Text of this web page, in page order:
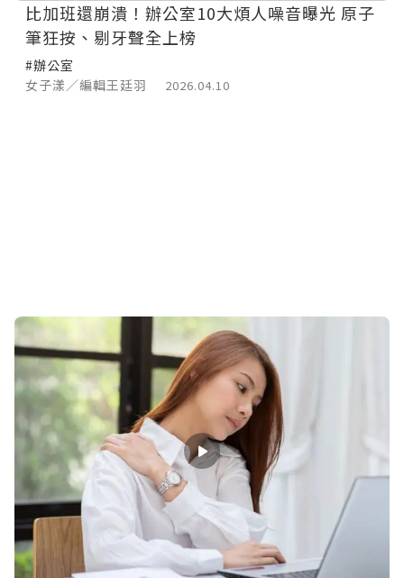
比加班還崩潰！辦公室10大煩人噪音曝光 原子
筆狂按、剔牙聲全上榜
#辦公室
女子漾／編輯王廷羽
2026.04.10